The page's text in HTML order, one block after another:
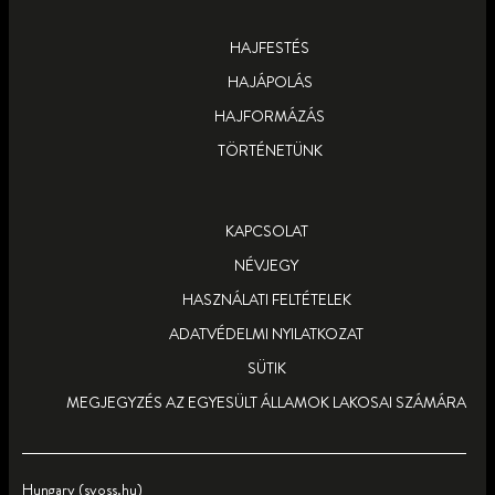
TUDJ MEG TÖBBET
HAJFESTÉS
HAJÁPOLÁS
HAJFORMÁZÁS
TÖRTÉNETÜNK
KAPCSOLAT
NÉVJEGY
HASZNÁLATI FELTÉTELEK
ADATVÉDELMI NYILATKOZAT
SÜTIK
MEGJEGYZÉS AZ EGYESÜLT ÁLLAMOK LAKOSAI SZÁMÁRA
Hungary (syoss.hu)